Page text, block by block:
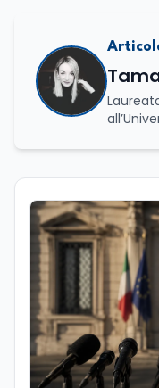
e
editor.
per la
di studi
dialogo